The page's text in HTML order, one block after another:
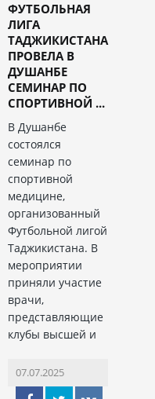
ФУТБОЛЬНАЯ
ЛИГА
ТАДЖИКИСТАНА
ПРОВЕЛА В
ДУШАНБЕ
СЕМИНАР ПО
СПОРТИВНОЙ ...
В Душанбе
состоялся
семинар по
спортивной
медицине,
организованный
Футбольной лигой
Таджикистана. В
мероприятии
приняли участие
врачи,
представляющие
клубы высшей и
07.07.2025